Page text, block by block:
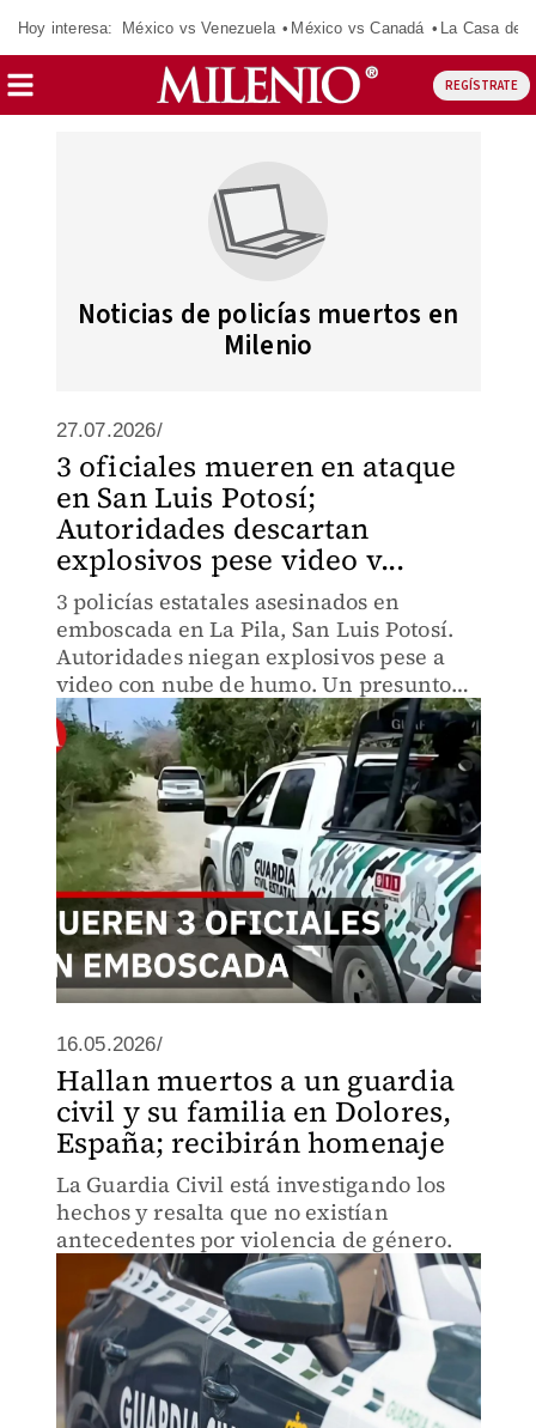
Hoy interesa: México vs Venezuela México vs Canadá La Casa de
REGÍSTRATE
Noticias de policías muertos en
Milenio
27.07.2026/
3 oficiales mueren en ataque
en San Luis Potosí;
Autoridades descartan
explosivos pese video v...
3 policías estatales asesinados en
emboscada en La Pila, San Luis Potosí.
Autoridades niegan explosivos pese a
video con nube de humo. Un presunto
responsable detenido, identidad y
vínculos criminales ocultos.
16.05.2026/
Hallan muertos a un guardia
civil y su familia en Dolores,
España; recibirán homenaje
La Guardia Civil está investigando los
hechos y resalta que no existían
antecedentes por violencia de género.